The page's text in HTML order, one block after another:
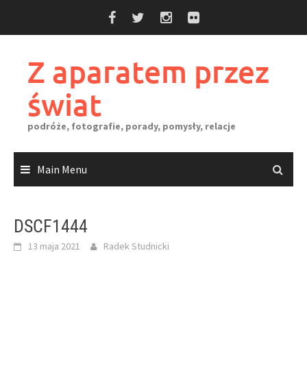
Z aparatem przez
świat
podróże, fotografie, porady, pomysły, relacje
Main Menu
DSCF1444
13 maja 2021 Radek Studnicki